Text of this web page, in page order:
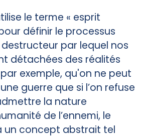
le terme « esprit
définir le processus
par lequel nos
détachées des réalités
exemple, qu'on ne peut
guerre que si l’on refuse
la nature
de l’ennemi, le
un concept abstrait tel